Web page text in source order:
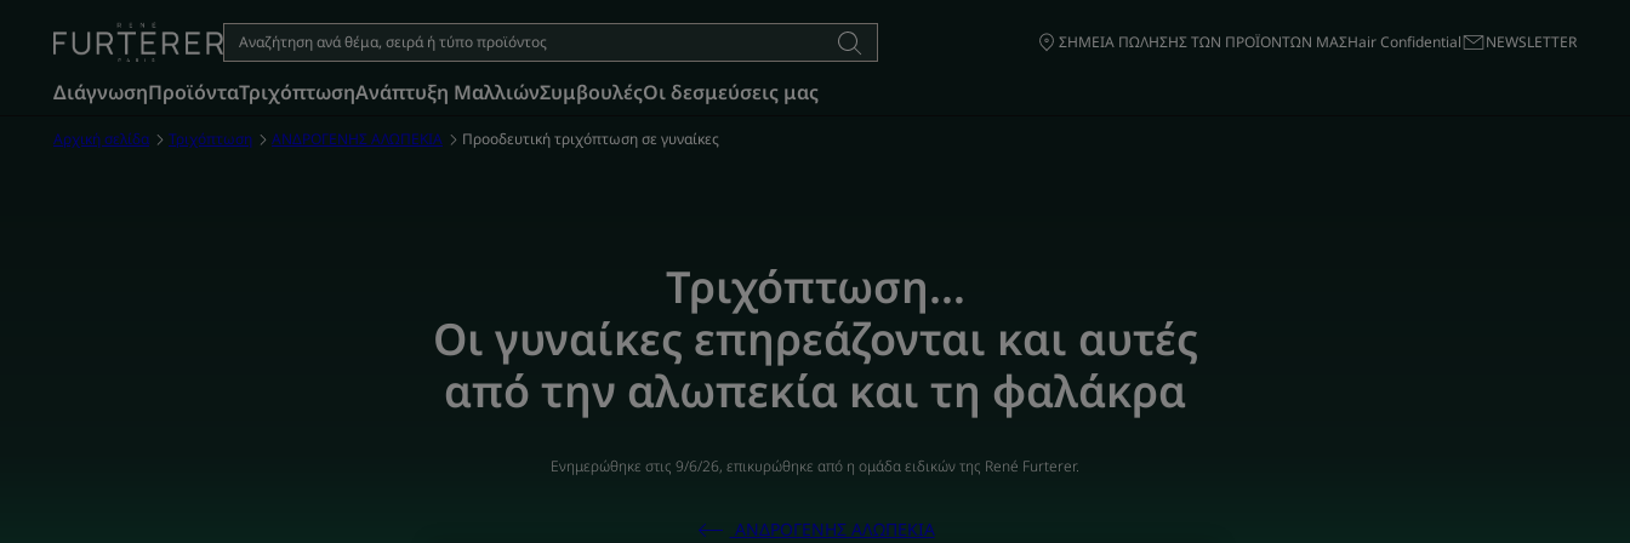
ΣΗΜΕΙΑ ΠΩΛΗΣΗΣ ΤΩΝ ΠΡΟΪΟΝΤΩΝ ΜΑΣHair Confidential ΝΕWSLETTER
ΔιάγνωσηΠροϊόνταΤριχόπτωσηAνάπτυξη ΜαλλιώνΣυμβουλέςΟι δεσμεύσεις μας
Αρχική σελίδα Τριχόπτωση ΑΝΔΡΟΓΕΝΗΣ ΑΛΩΠΕΚΙΑ Προοδευτική τριχόπτωση σε γυναίκες
Τριχόπτωση…
Οι γυναίκες επηρεάζονται και αυτές
από την αλωπεκία και τη φαλάκρα
Ενημερώθηκε στις 9/6/26, επικυρώθηκε από η ομάδα ειδικών της René Furterer.
ΑΝΔΡΟΓΕΝΗΣ ΑΛΩΠΕΚΙΑ